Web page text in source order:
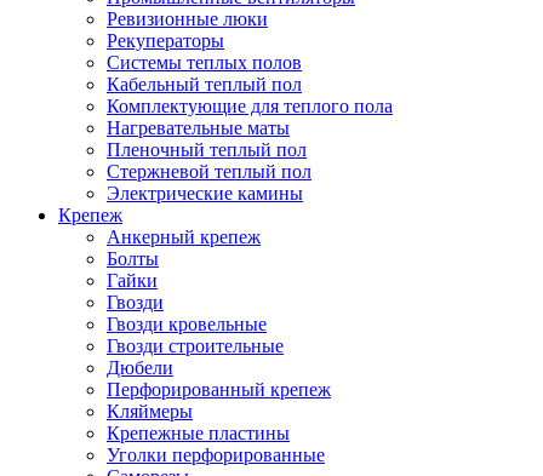
Ревизионные люки
Рекуператоры
Системы теплых полов
Кабельный теплый пол
Комплектующие для теплого пола
Нагревательные маты
Пленочный теплый пол
Стержневой теплый пол
Электрические камины
Крепеж
Анкерный крепеж
Болты
Гайки
Гвозди
Гвозди кровельные
Гвозди строительные
Дюбели
Перфорированный крепеж
Кляймеры
Крепежные пластины
Уголки перфорированные